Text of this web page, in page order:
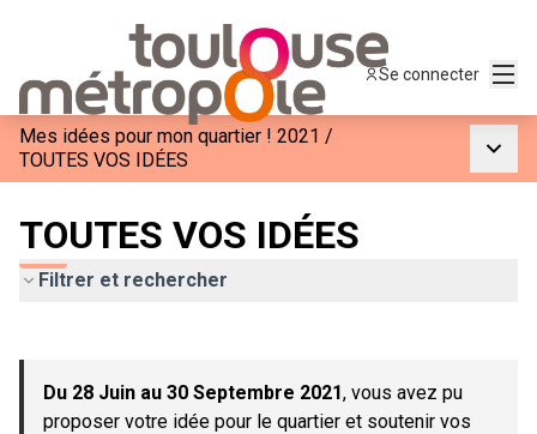
Se connecter
Mes idées pour mon quartier ! 2021 /
TOUTES VOS IDÉES
TOUTES VOS IDÉES
Filtrer et rechercher
−
Du 28 Juin au 30 Septembre 2021, vous avez pu
proposer votre idée pour le quartier et soutenir vos